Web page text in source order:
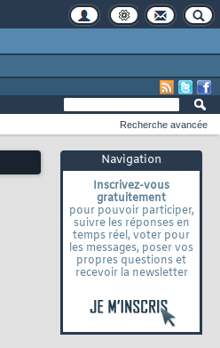
Navigation
Inscrivez-vous
gratuitement
pour pouvoir participer,
suivre les réponses en
temps réel, voter pour
les messages, poser vos
propres questions et
recevoir la newsletter
Recherche avancée